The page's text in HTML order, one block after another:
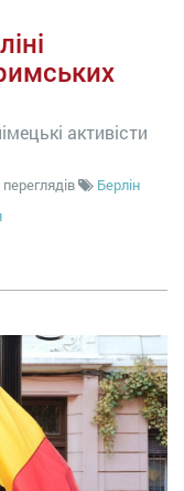
активісти
Берлін